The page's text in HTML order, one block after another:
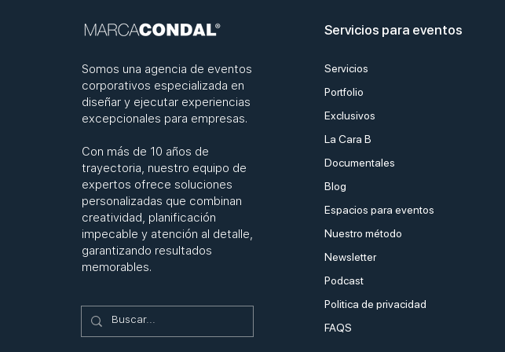
Somos una agencia de eventos
corporativos especializada en
diseñar y ejecutar experiencias
excepcionales para empresas.
Con más de 10 años de
trayectoria, nuestro equipo de
expertos ofrece soluciones
personalizadas que combinan
creatividad, planificación
impecable y atención al detalle,
garantizando resultados
memorables.
Servicios para eventos
Servicios
Portfolio
Exclusivos
La Cara B
Documentales
Blog
Espacios para eventos
Nuestro método
Newsletter
Podcast
Politica de privacidad
FAQS